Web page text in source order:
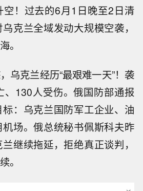
空！过去的6月1日晚至2日清
克兰全域发动大规模空袭，
。
乌克兰经历“最艰难一天”！袭
、130人受伤。俄国防部通报
：乌克兰国防军工企业、油
场。俄总统秘书佩斯科夫昨
继续拖延，拒绝真正谈判，
。